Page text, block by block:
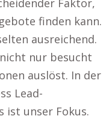
Faktor,
finden kann.
ausreichend.
nur besucht
auslöst. In der
Lead-
ist unser Fokus.